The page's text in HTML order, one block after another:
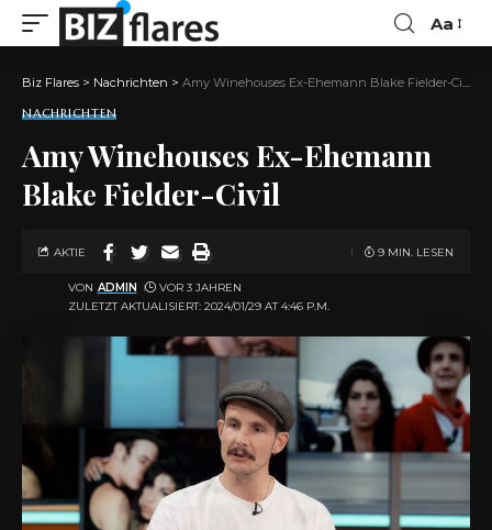
Aa
Biz Flares > Nachrichten > Amy Winehouses Ex-Ehemann Blake Fielder-Civil
NACHRICHTEN
Amy Winehouses Ex-Ehemann
Blake Fielder-Civil
ZULETZT AKTUALISIERT: 2024/01/29 AT 4:46 P.M.
VON ADMIN VOR 3 JAHREN
AKTIE 9 MIN. LESEN